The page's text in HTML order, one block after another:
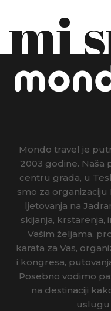
mi
Mondo travel je
2003 godine. Naša
centru grada, u
smo za
ljetovanja na
skijanja,
Vašim željama,
karata za Vas,
i kongresa,
Posebno vodimo
na destinaciji
uslugu